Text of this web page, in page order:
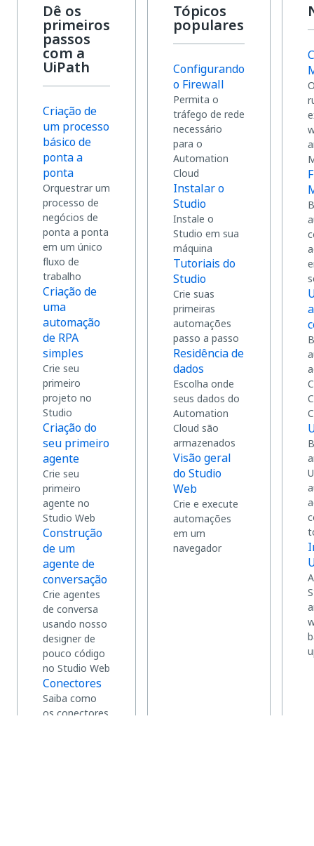
Dê os
primeiros
passos
com a
UiPath
Criação de
um processo
básico de
ponta a
ponta
Orquestrar um
processo de
negócios de
ponta a ponta
em um único
fluxo de
trabalho
Criação de
uma
automação
de RPA
simples
Crie seu
primeiro
projeto no
Studio
Criação do
seu primeiro
agente
Crie seu
primeiro
agente no
Studio Web
Construção
de um
agente de
conversação
Crie agentes
de conversa
usando nosso
designer de
pouco código
no Studio Web
Conectores
Saiba como
os conectores
Tópicos
populares
Configurando
o Firewall
Permita o
tráfego de rede
necessário
para o
Automation
Cloud
Instalar o
Studio
Instale o
Studio em sua
máquina
Tutoriais do
Studio
Crie suas
primeiras
automações
passo a passo
Residência de
dados
Escolha onde
seus dados do
Automation
Cloud são
armazenados
Visão geral
do Studio
Web
Crie e execute
automações
em um
navegador